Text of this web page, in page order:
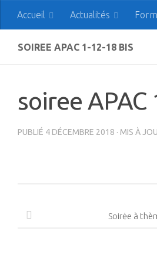
Skip to content
APAC
Accueil Actualités
SOIREE APAC 1-12-18 BIS
soiree APAC
PUBLIÉ 4 DÉCEMBRE 2018 · MIS À
Soirėe à